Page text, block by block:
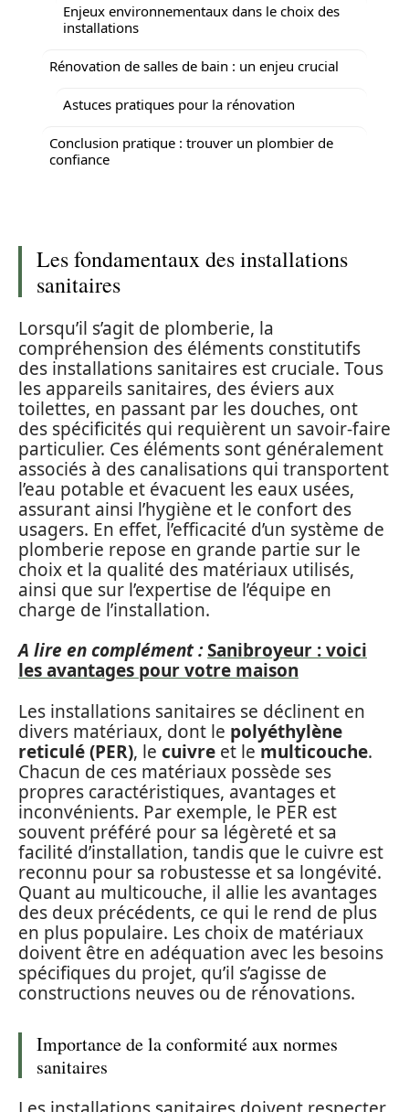
Enjeux environnementaux dans le choix des
installations
Rénovation de salles de bain : un enjeu crucial
Astuces pratiques pour la rénovation
Conclusion pratique : trouver un plombier de
confiance
Les fondamentaux des installations
sanitaires
Lorsqu’il s’agit de plomberie, la
compréhension des éléments constitutifs
des installations sanitaires est cruciale. Tous
les appareils sanitaires, des éviers aux
toilettes, en passant par les douches, ont
des spécificités qui requièrent un savoir-faire
particulier. Ces éléments sont généralement
associés à des canalisations qui transportent
l’eau potable et évacuent les eaux usées,
assurant ainsi l’hygiène et le confort des
usagers. En effet, l’efficacité d’un système de
plomberie repose en grande partie sur le
choix et la qualité des matériaux utilisés,
ainsi que sur l’expertise de l’équipe en
charge de l’installation.
A lire en complément :Sanibroyeur : voici
les avantages pour votre maison
Les installations sanitaires se déclinent en
divers matériaux, dont le polyéthylène
reticulé (PER), le cuivre et le multicouche.
Chacun de ces matériaux possède ses
propres caractéristiques, avantages et
inconvénients. Par exemple, le PER est
souvent préféré pour sa légèreté et sa
facilité d’installation, tandis que le cuivre est
reconnu pour sa robustesse et sa longévité.
Quant au multicouche, il allie les avantages
des deux précédents, ce qui le rend de plus
en plus populaire. Les choix de matériaux
doivent être en adéquation avec les besoins
spécifiques du projet, qu’il s’agisse de
constructions neuves ou de rénovations.
Importance de la conformité aux normes
sanitaires